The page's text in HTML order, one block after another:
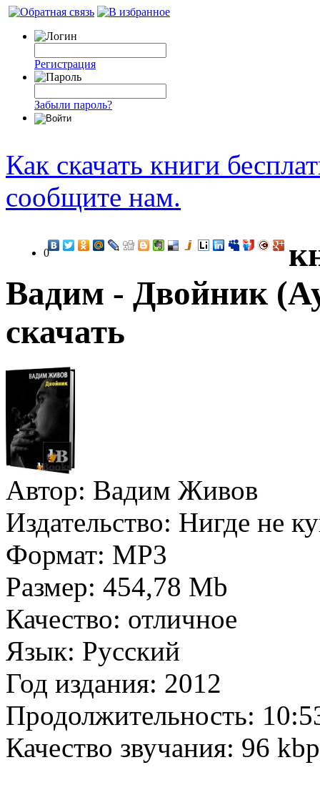
Регистрация
Забыли пароль?
Как скачать книги
сообщите нам.
0
Вадим - Двойник
скачать
Автор: Вадим Живов
Издательство: Нигде не
Формат: MP3
Размер: 454,78 Mb
Качество: отличное
Язык: Русский
Год издания: 2012
Продолжительность:
Качество звучания: 96